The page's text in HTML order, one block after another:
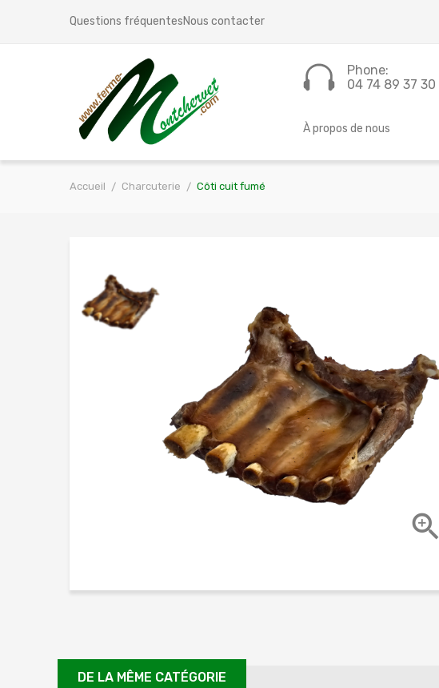
Questions fréquentesNous contacter
Phone:
04 74 89 37 30
À propos de nous
Accueil Charcuterie Côti cuit fumé

DE LA MÊME CATÉGORIE